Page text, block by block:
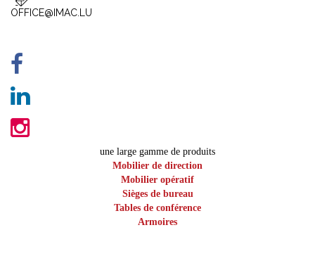
OFFICE@IMAC.LU
une large gamme de produits
Mobilier de direction
Mobilier opératif
Sièges de bureau
Tables de conférence
Armoires